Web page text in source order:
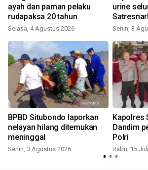
ayah dan paman pelaku
rudapaksa 20 tahun
Selasa, 4 Agustus 2026
urine
Senin, 3
BPBD Situbondo laporkan
nelayan hilang ditemukan
meninggal
Senin, 3 Agustus 2026
Kapolres
Dandim
Polri
Rabu, 15